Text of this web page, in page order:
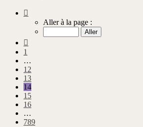
14
sur
Aller à la page :
1
…
12
13
14
15
16
…
789